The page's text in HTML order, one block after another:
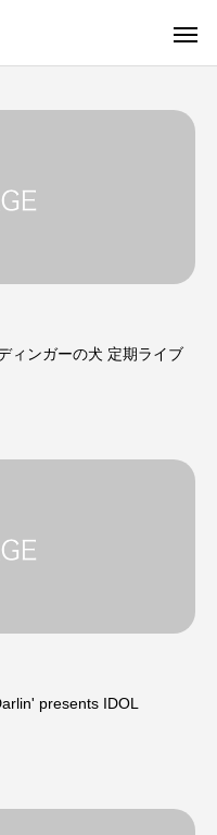
ィンガーの犬 定期ライブ
presents IDOL